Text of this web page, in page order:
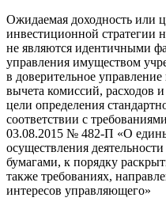
Ожидаемая доходность или
инвестиционной стратегии
не являются идентичными
управления имуществом
в доверительное
вычета комиссий, расходов
цели определения
соответствии с
03.08.2015 № 482-П «О
осуществления
бумагами, к порядку
также требованиях,
интересов управляющего»